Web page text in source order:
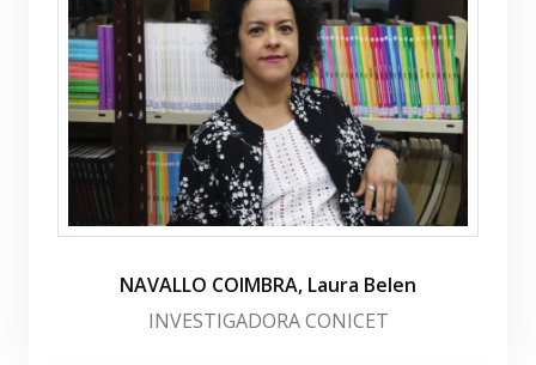
NAVALLO COIMBRA, Laura Belen
INVESTIGADORA CONICET